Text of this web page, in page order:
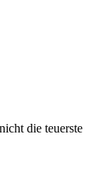
die teuerste